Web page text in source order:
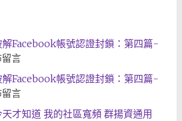
解Facebook帳號認證封鎖：第四篇-
言
解Facebook帳號認證封鎖：第四篇-
言
天才知道 我的社區寬頻 群揚資通用